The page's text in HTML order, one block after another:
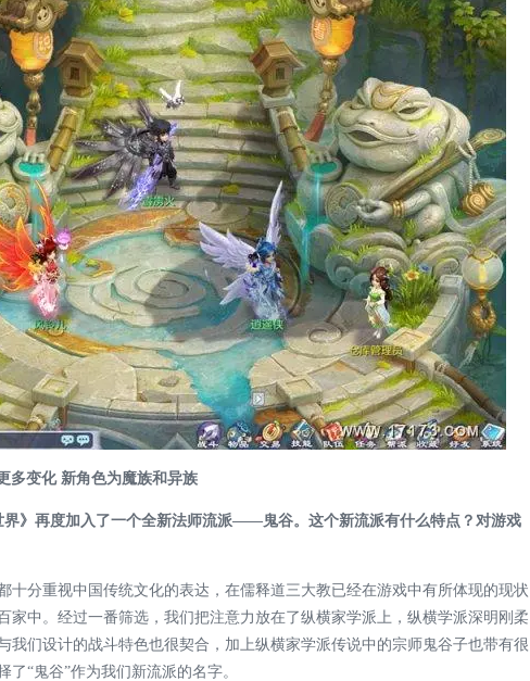
多变化 新角色为魔族和异族
界》再度加入了一个全新法师流派——鬼谷。这个新流派有什么特点？对游戏
十分重视中国传统文化的表达，在儒释道三大教已经在游戏中有所体现的现状
家中。经过一番筛选，我们把注意力放在了纵横家学派上，纵横学派深明刚柔
我们设计的战斗特色也很契合，加上纵横家学派传说中的宗师鬼谷子也带有很
“鬼谷”作为我们新流派的名字。